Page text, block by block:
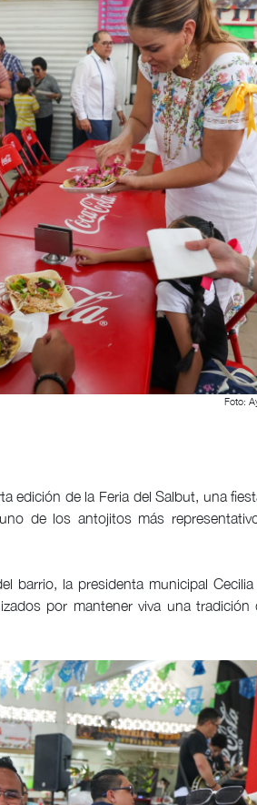
Foto:
edición de la Feria del Salbut, una
de los antojitos más
barrio, la presidenta municipal
por mantener viva una tradición